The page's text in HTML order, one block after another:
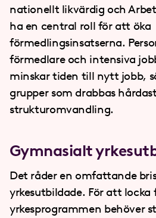
nationellt likvärdig och
ha en central roll för att öka
förmedlingsinsatserna.
förmedlare och intensiva
minskar tiden till nytt jobb,
grupper som drabbas
strukturomvandling.
Gymnasialt
Det råder en omfattande
yrkesutbildade. För att locka
yrkesprogrammen behöver